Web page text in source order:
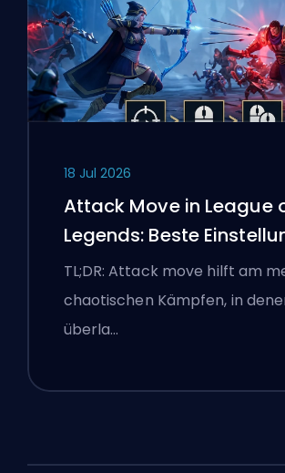
18 Jul 2026
Attack Move in League
Legends: Beste
TL;DR: Attack move hilft am
chaotischen Kämpfen, in
überla…